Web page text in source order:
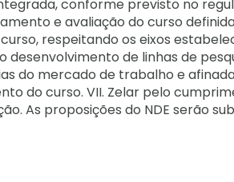
conforme previsto no
e avaliação do curso
respeitando os eixos
desenvolvimento de linhas de
do mercado de trabalho e
do curso. VII. Zelar pelo
As proposições do NDE serão